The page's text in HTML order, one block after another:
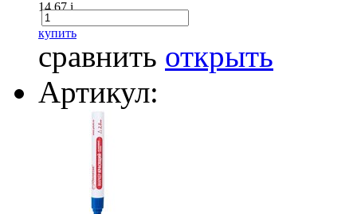
14.67i
купить
сравнить открыть
Артикул: